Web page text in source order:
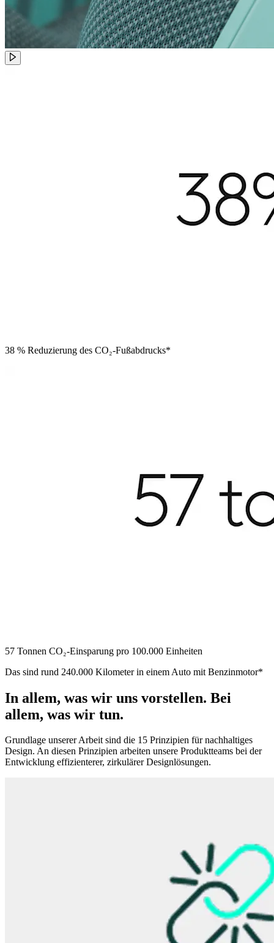
38 % Reduzierung des CO₂-Fußabdrucks*
57 Tonnen CO₂-Einsparung pro 100.000 Einheiten
Das sind rund 240.000 Kilometer in einem Auto mit Benzinmotor*
In allem, was wir uns vorstellen. Bei
allem, was wir tun.
Grundlage unserer Arbeit sind die 15 Prinzipien für nachhaltiges
Design. An diesen Prinzipien arbeiten unsere Produktteams bei der
Entwicklung effizienterer, zirkulärer Designlösungen.